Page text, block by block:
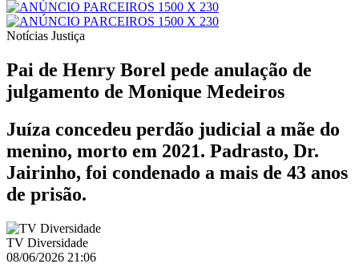
Notícias Justiça
Pai de Henry Borel pede anulação de
julgamento de Monique Medeiros
Juíza concedeu perdão judicial a mãe do
menino, morto em 2021. Padrasto, Dr.
Jairinho, foi condenado a mais de 43 anos
de prisão.
TV Diversidade
08/06/2026 21:06